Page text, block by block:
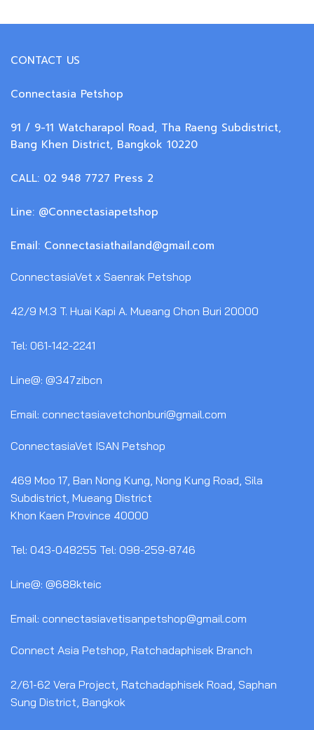
CONTACT US
Connectasia Petshop
91 / 9-11 Watcharapol Road, Tha Raeng Subdistrict,
Bang Khen District, Bangkok 10220
CALL: 02 948 7727 Press 2
Line: @Connectasiapetshop
Email: Connectasiathailand@gmail.com
ConnectasiaVet x Saenrak Petshop
42/9 M.3 T. Huai Kapi A. Mueang Chon Buri 20000
Tel: 061-142-2241
Line@: @347zibcn
Email: connectasiavetchonburi@gmail.com
ConnectasiaVet ISAN Petshop
469 Moo 17, Ban Nong Kung, Nong Kung Road, Sila
Subdistrict, Mueang District
Khon Kaen Province 40000
Tel: 043-048255 Tel: 098-259-8746
Line@: @688kteic
Email: connectasiavetisanpetshop@gmail.com
Connect Asia Petshop, Ratchadaphisek Branch
2/61-62 Vera Project, Ratchadaphisek Road, Saphan
Sung District, Bangkok